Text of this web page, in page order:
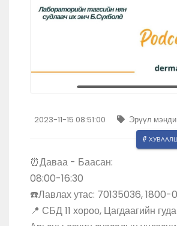
2023-11-15 08:51:00 Эрүүл
⏰Даваа - Баасан:
08:00-16:30
☎️Лавлах утас: 70135036, 1800-
📍 СБД 11 хороо, Цагдаагийн